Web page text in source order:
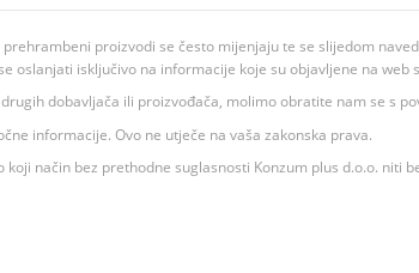
proizvodi se često mijenjaju te se slijedom
oslanjati isključivo na informacije koje su objavljene na web
dobavljača ili proizvođača, molimo obratite nam se s
informacije. Ovo ne utječe na vaša zakonska prava.
način bez prethodne suglasnosti Konzum plus d.o.o. niti